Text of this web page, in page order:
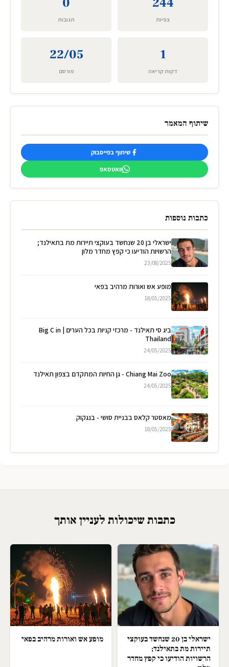
צפיות תגובות
1
דקות קריאה
22/05
פורסם
שיתוף המאמר
שיתוף בפייסבוק
וואטסאפ
כתבות נוספות
ישראלי בן 20 שנחשד בעוקצי תיירות מת בתאילנד;
הרשויות הודיעו כי קפץ מחדר מלון
23/08/2025
מופע אש ואורות מרהיב בפאי
18/05/2025
ביג סי תאילנד - מרכזי קניות בכל הערים | Big C in
Thailand
24/05/2025
Chiang Mai Zoo - גן החיות המתקדם בצפון תאילנד
24/05/2025
מאסטר קלאס בבניית סושי - בנגקוק
18/05/2025
כתבות שיכולות לעניין אותך
ישראלי בן 20 שנחשד בעוקצי
תיירות מת בתאילנד;
הרשויות הודיעו כי קפץ מחדר
מופע אש ואורות מרהיב בפאי